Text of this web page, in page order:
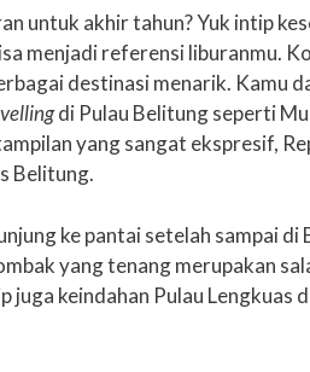
untuk akhir tahun? Yuk intip
menjadi referensi liburanmu.
destinasi menarik. Kamu
di Pulau Belitung seperti
yang sangat ekspresif,
Belitung.
ke pantai setelah sampai
yang tenang merupakan
juga keindahan Pulau Lengkuas